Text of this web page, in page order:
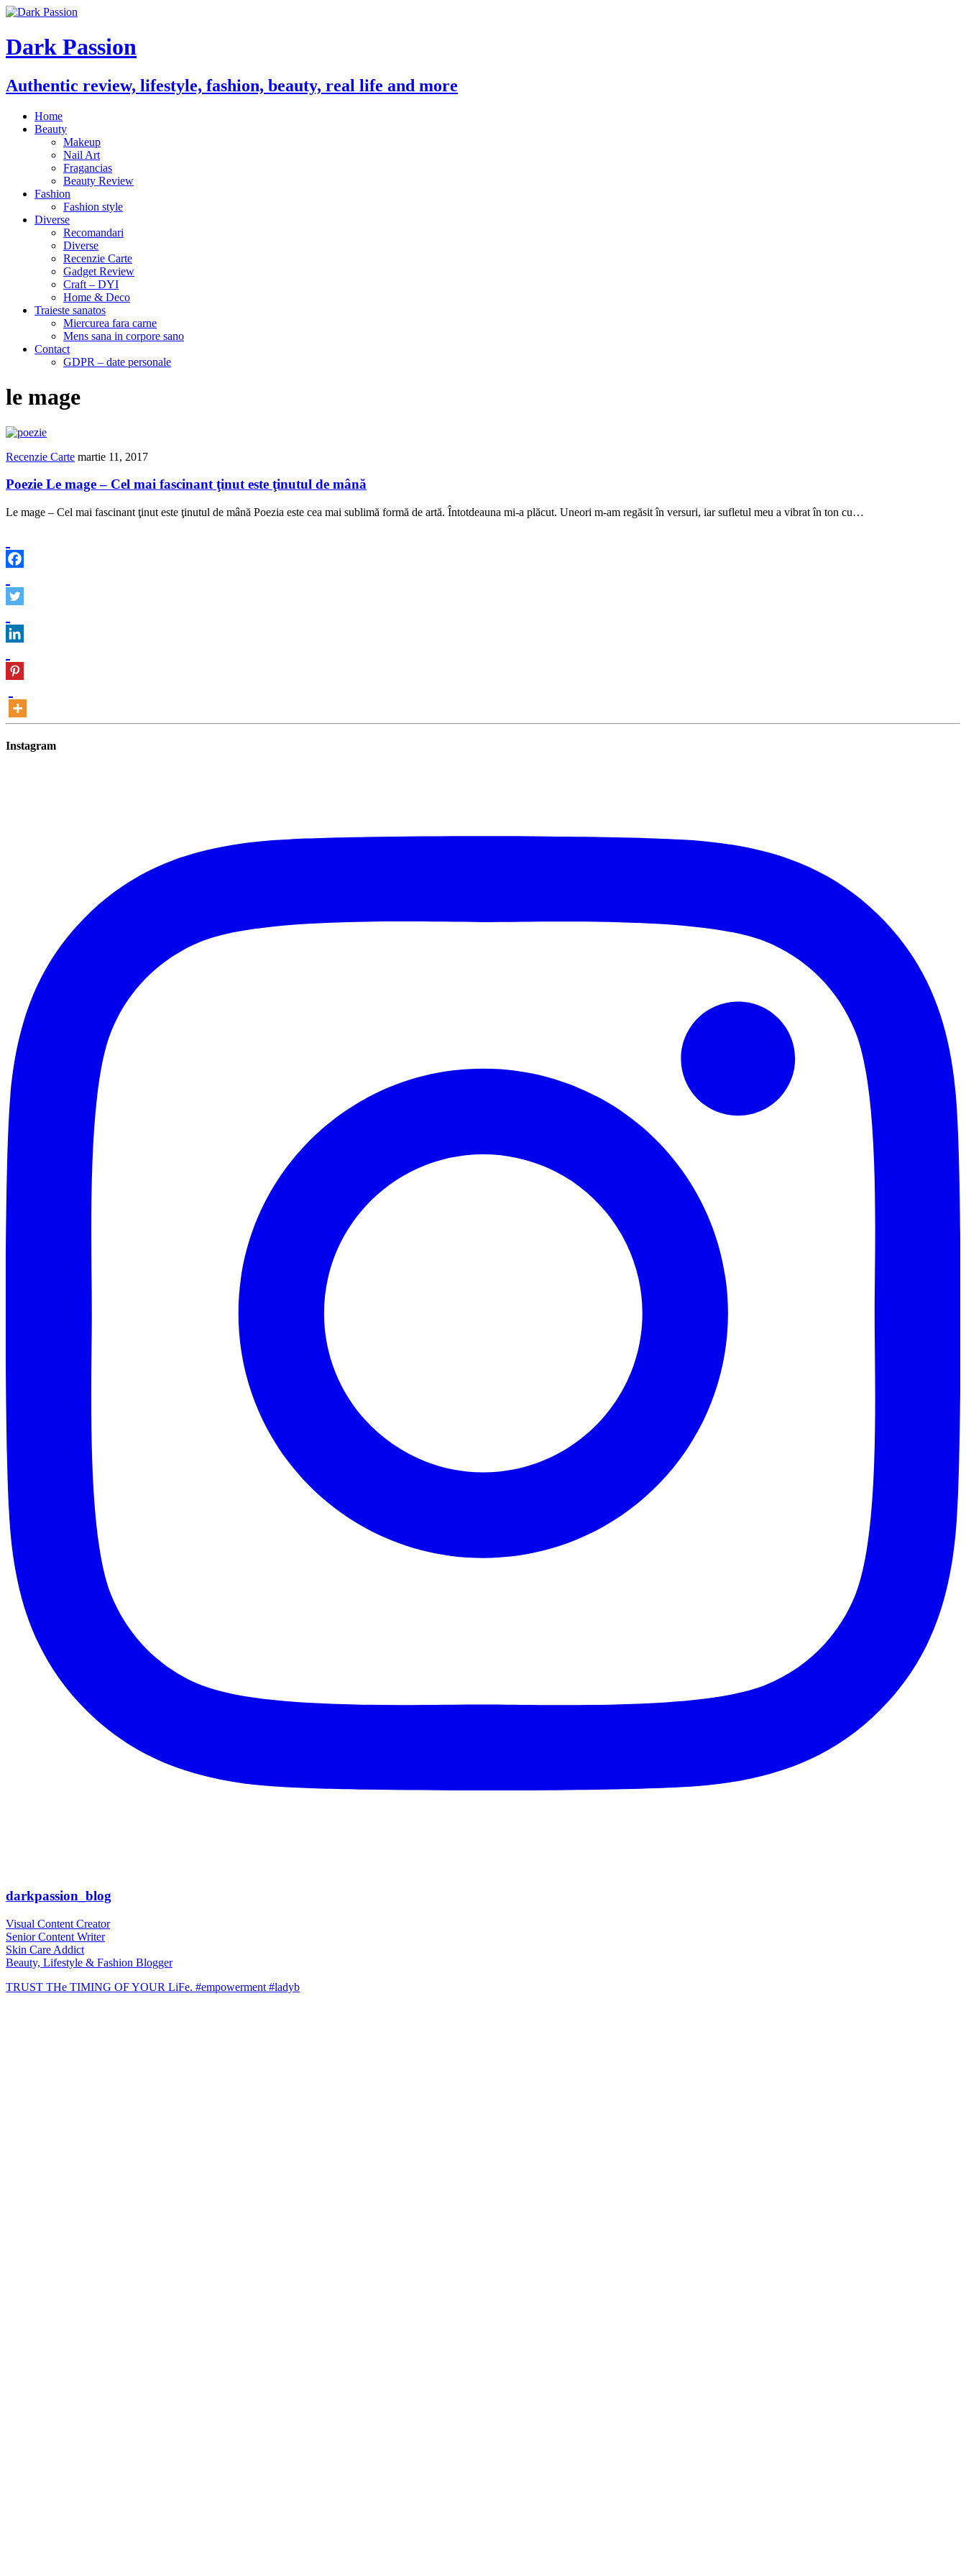
Dark Passion
Authentic review, lifestyle, fashion, beauty, real life and more
Home
Beauty
Makeup
Nail Art
Fragancias
Beauty Review
Fashion
Fashion style
Diverse
Recomandari
Diverse
Recenzie Carte
Gadget Review
Craft – DYI
Home & Deco
Traieste sanatos
Miercurea fara carne
Mens sana in corpore sano
Contact
GDPR – date personale
le mage
Recenzie Carte martie 11, 2017
Poezie Le mage – Cel mai fascinant ţinut este ţinutul de mână
Le mage – Cel mai fascinant ţinut este ţinutul de mână Poezia este cea mai sublimă formă de artă. Întotdeauna mi-a plăcut. Uneori m-am regăsit în versuri, iar sufletul meu a vibrat în ton cu…
Instagram
darkpassion_blog
Visual Content Creator
Senior Content Writer
Skin Care Addict
Beauty, Lifestyle & Fashion Blogger
TRUST THe TIMING OF YOUR LiFe. #empowerment #ladyb